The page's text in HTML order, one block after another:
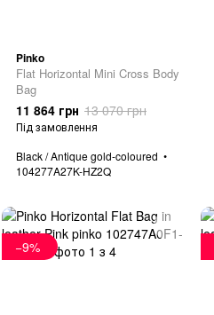
Pinko
Flat Horizontal Mini Cross Body
Bag
11 864 грн 13 070 грн
Під замовлення
Black / Antique gold-coloured
104277A27K-HZ2Q
−9%